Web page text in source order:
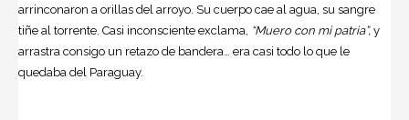
arrinconaron a orillas del arroyo. Su cuerpo cae al agua, su sangre
tiñe al torrente. Casi inconsciente exclama, “Muero con mi patria”, y
arrastra consigo un retazo de bandera… era casi todo lo que le
quedaba del Paraguay.